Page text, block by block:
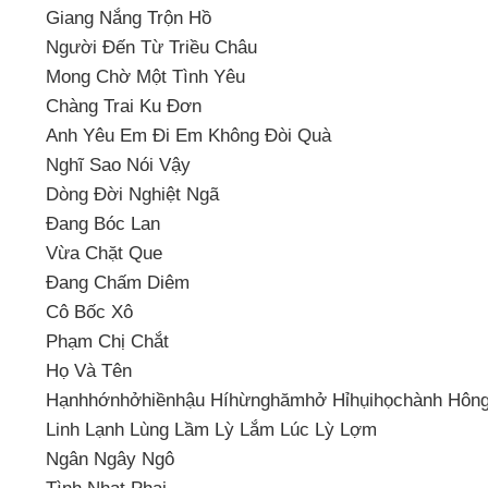
Giang Nắng Trộn Hồ
Người Đến Từ Triều Châu
Mong Chờ Một Tình Yêu
Chàng Trai Ku Đơn
Anh Yêu Em Đi Em Không Đòi Quà
Nghĩ Sao Nói Vậy
Dòng Đời Nghiệt Ngã
Đang Bóc Lan
Vừa Chặt Que
Đang Chấm Diêm
Cô Bốc Xô
Phạm Chị Chắt
Họ Và Tên
Hạnhhớnhởhiềnhậu Híhừnghămhở Hỉhụihọchành
Linh Lạnh Lùng Lầm Lỳ Lắm Lúc Lỳ Lợm
Ngân Ngây Ngô